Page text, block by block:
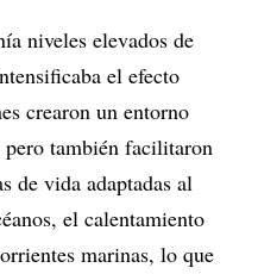
niveles elevados de
el efecto
crearon un entorno
pero también facilitaron
de vida adaptadas al
el calentamiento
marinas, lo que